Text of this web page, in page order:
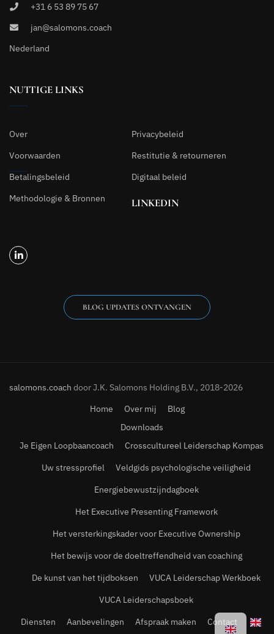
+31 6 53 89 75 67
jan@salomons.coach
Nederland
NUTTIGE LINKS
Over
Privacybeleid
Voorwaarden
Restitutie & retourneren
Betalingsbeleid
Digitaal beleid
Methodologie & Bronnen
LINKEDIN
BLOG UPDATES ONTVANGEN
salomons.coach door J.K. Salomons Holding B.V., 2018-2026
Home
Over mij
Blog
Downloads
Je Eigen Loopbaancoach
Crosscultureel Leiderschap Kompas
Uw stressprofiel
Veldgids psychologische veiligheid
Energiebewustzijndagboek
Het Executive Presenting Framework
Het versterkingskader voor Executive Ownership
Het bewijs voor de doeltreffendheid van coaching
De kunst van het tijdboksen
VUCA Leiderschap Werkboek
VUCA Leiderschapsboek
Diensten
Aanbevelingen Afspraak maken Contact